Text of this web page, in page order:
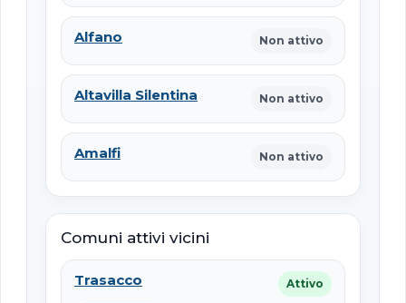
Alfano Non attivo
Altavilla Silentina Non attivo
Amalfi Non attivo
Comuni attivi vicini
Trasacco Attivo